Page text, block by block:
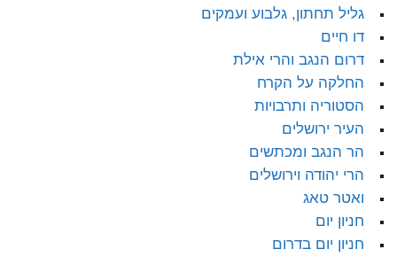
גליל תחתון, גלבוע ועמקים
דו חיים
דרום הנגב והרי אילת
החלקה על הקרח
הסטוריה ותרבויות
העיר ירושלים
הר הנגב ומכתשים
הרי יהודה וירושלים
ואטר טאג
חניון יום
חניון יום בדרום